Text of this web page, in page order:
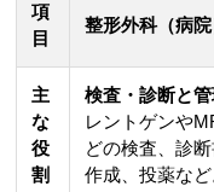
項
目
整形外科（病院
主
な
役
割
検査・診断と
レントゲンや
どの検査、診
作成、投薬など